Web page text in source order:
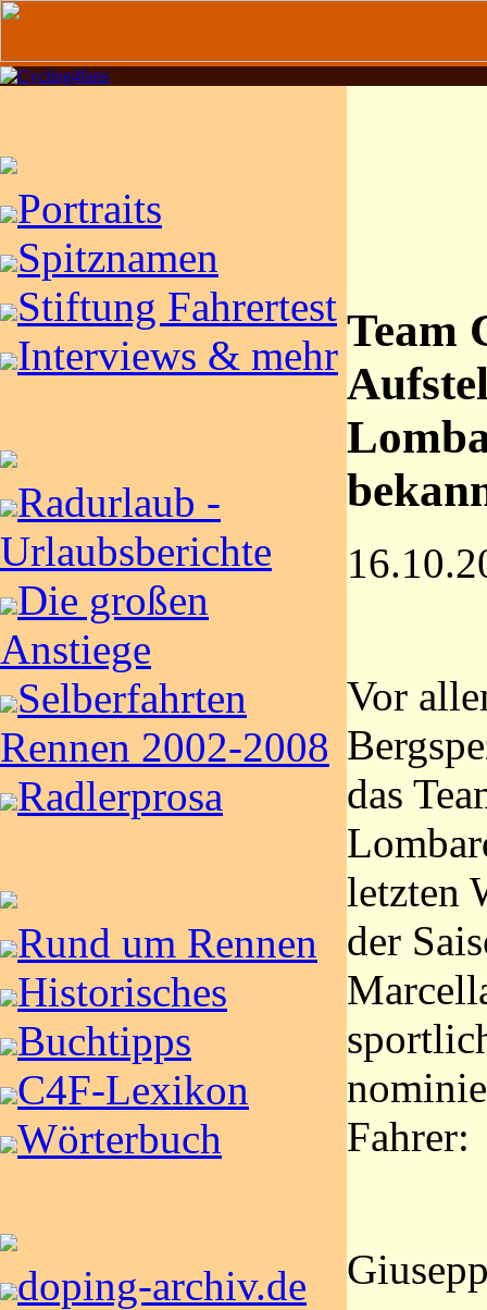
Portraits
Spitznamen
Stiftung Fahrertest
Interviews & mehr
Radurlaub -
Urlaubsberichte
Die großen
Anstiege
Selberfahrten
Rennen 2002-2008
Radlerprosa
Rund um Rennen
Historisches
Buchtipps
C4F-Lexikon
Wörterbuch
doping-archiv.de
Team
Vor
das
letzten
der
Fahrer: